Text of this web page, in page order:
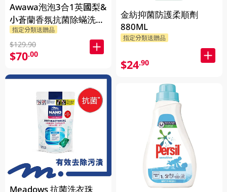
Awawa泡泡3合1英國梨&
小蒼蘭香氛抗菌除蟎洗衣
珠 60PC
指定分類送贈品
$129.90
$70.00
Meadows 抗菌洗衣珠
金紡抑菌防護柔順劑
880ML
指定分類送贈品
$24.90